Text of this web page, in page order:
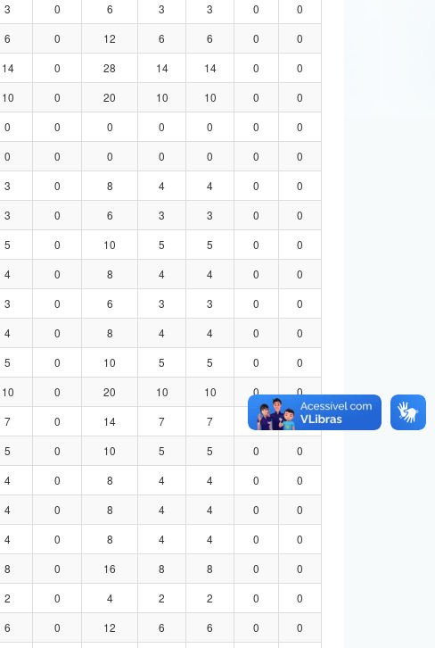
3 0 6 3 3 0
0
6 0 12 6 6 0
0
14 0 28 14 14 0
0
10 0 20 10 10 0
0
0 0 0 0 0 0
0
0 0 0 0 0 0
0
3 0 8 4 4 0
0
3 0 6 3 3 0
0
5 0 10 5 5 0
0
4 0 8 4 4 0
0
3 0 6 3 3 0
0
4 0 8 4 4 0
0
5 0 10 5 5 0
0
10 0 20 10 10 0
0
7 0 14 7 7 0
0
5 0 10 5 5 0
0
4 0 8 4 4 0
0
4 0 8 4 4 0
0
4 0 8 4 4 0
0
8 0 16 8 8 0
0
2 0 4 2 2 0
0
6 0 12 6 6 0
0